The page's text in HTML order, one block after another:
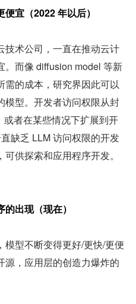
宜（2022 年以后）
技术公司，一直在推动云计
。而像 diffusion model 等新
需的成本，研究界因此可以
模型。开发者访问权限从封
或者在某些情况下扩展到开
缺乏 LLM 访问权限的开发
供探索和应用程序开发。
出现（现在）
型不断变得更好/更快/更便
源，应用层的创造力爆炸的